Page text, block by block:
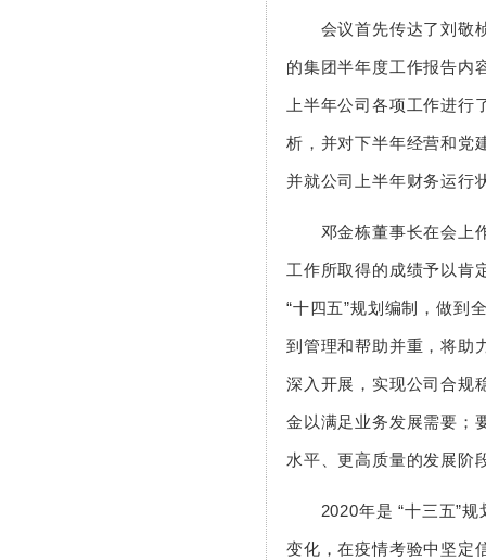
会议首先传达了刘敬桢
的集团半年度工作报告内
上半年公司各项工作进
析，并对下半年经营和党
并就公司上半年财务运行
邓金栋董事长在会上作
工作所取得的成绩予以肯
“十四五”规划编制，做到
到管理和帮助并重，将助
深入开展，实现公司合规
金以满足业务发展需要；
水平、更高质量的发展阶
2020年是 “十三五”规
变化，在疫情考验中坚定